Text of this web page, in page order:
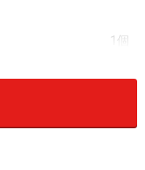
1個
50g